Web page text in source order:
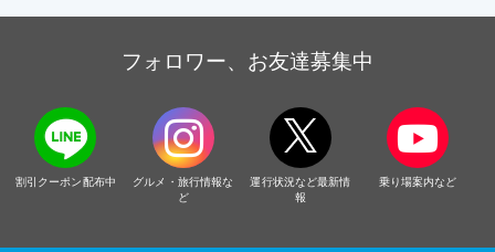
フォロワー、お友達募集中
割引クーポン配布中
グルメ・旅行情報な
ど
運行状況など最新情
報
乗り場案内など